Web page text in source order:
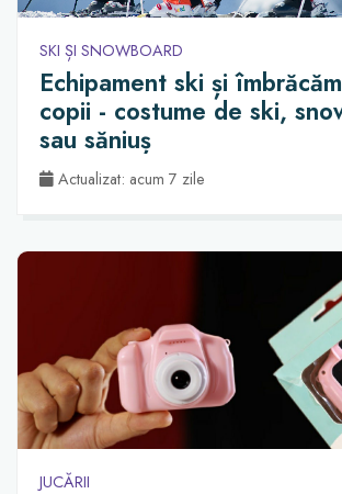
SKI ȘI SNOWBOARD
Echipament ski și
copii - costume de ski,
sau săniuș
Actualizat: acum 7 zile
JUCĂRII